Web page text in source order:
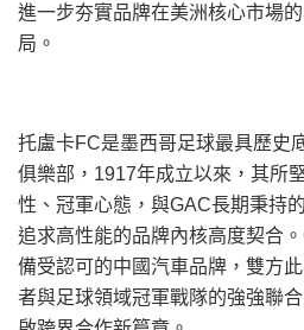
進一步夯實品牌在美洲核心市場
局。
托盧卡FC是墨西哥足球最具歷史
俱樂部，1917年成立以來，其所
性、冠軍心態，與GAC長期秉持
追求高性能的品牌內核高度契合
備受認可的中國汽車品牌，雙方
者與足球領域冠軍戰隊的強強聯